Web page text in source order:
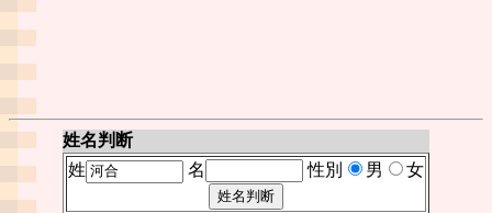
姓名判断
姓
名 性別 男 女